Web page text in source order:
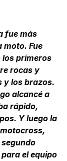
fue más
moto. Fue
los primeros
rocas y
y los brazos.
alcancé a
rápido,
Y luego la
el equipo